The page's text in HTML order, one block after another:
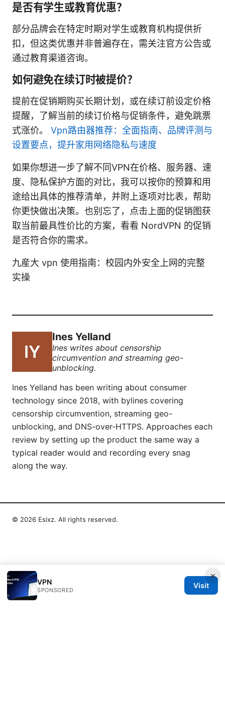
是否有学生或教育优惠？
部分品牌会在特定时期对学生或教育机构提供折
扣，但这类优惠并非普遍存在，需关注官方公告或
通过教育渠道咨询。
如何避免在续订时被提价？
提前在促销期购买长期计划，或在续订前设定价格
提醒，了解当前的续订价格与促销条件，避免跳票
式涨价。 Vpn路由器推荐：全面指南、品牌评测与
设置要点，提升家用网络隐私与速度
如果你想进一步了解不同VPN在价格、服务器、速
度、隐私保护方面的对比，我可以按你的预算和用
途给出具体的推荐清单，并附上逐项对比表，帮助
你更快做出决策。也别忘了，点击上面的促销图获
取当前最具性价比的方案，看看 NordVPN 的促销
是否符合你的需求。
九産大 vpn 使用指南：校园内外安全上网的完整
实操
Ines Yelland
Ines writes about censorship
circumvention and streaming geo-
unblocking.
Ines Yelland has been writing about consumer
technology since 2018, with bylines covering
censorship circumvention, streaming geo-
unblocking, and DNS-over-HTTPS. Approaches each
review by setting up the product the same way a
typical reader would and recording every snag
along the way.
×
VPN
SPONSORED
Visit
© 2026 Esixz. All rights reserved.